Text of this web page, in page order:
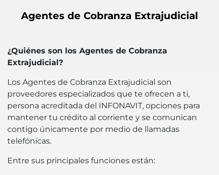
Agentes de Cobranza Extrajudicial
¿Quiénes son los Agentes de Cobranza
Extrajudicial?
Los Agentes de Cobranza Extrajudicial son
proveedores especializados que te ofrecen a ti,
persona acreditada del INFONAVIT, opciones para
mantener tu crédito al corriente y se comunican
contigo únicamente por medio de llamadas
telefónicas.
Entre sus principales funciones están: